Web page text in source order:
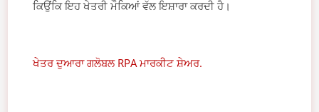
ਕਿਉਂਕਿ ਇਹ ਖੇਤਰੀ ਮੌਕਿਆਂ ਵੱਲ ਇਸ਼ਾਰਾ ਕਰਦੀ ਹੈ।
ਖੇਤਰ ਦੁਆਰਾ ਗਲੋਬਲ RPA ਮਾਰਕੀਟ ਸ਼ੇਅਰ.